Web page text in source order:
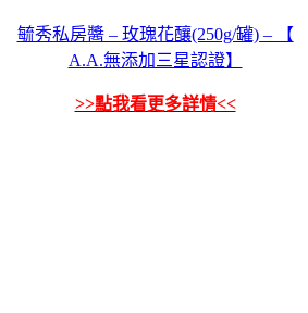
毓秀私房醬 – 玫瑰花釀(250g/罐) – 【
A.A.無添加三星認證】
>>點我看更多詳情<<